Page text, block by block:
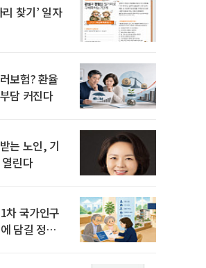
찾기’ 일자
보험? 환율
담 커진다
는 노인, 기
린다
차 국가인구
담길 정책